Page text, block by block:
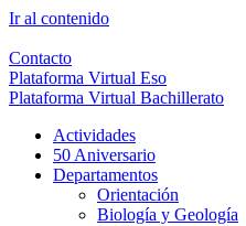
Ir al contenido
Contacto
Plataforma Virtual Eso
Plataforma Virtual Bachillerato
Actividades
50 Aniversario
Departamentos
Orientación
Biología y Geología